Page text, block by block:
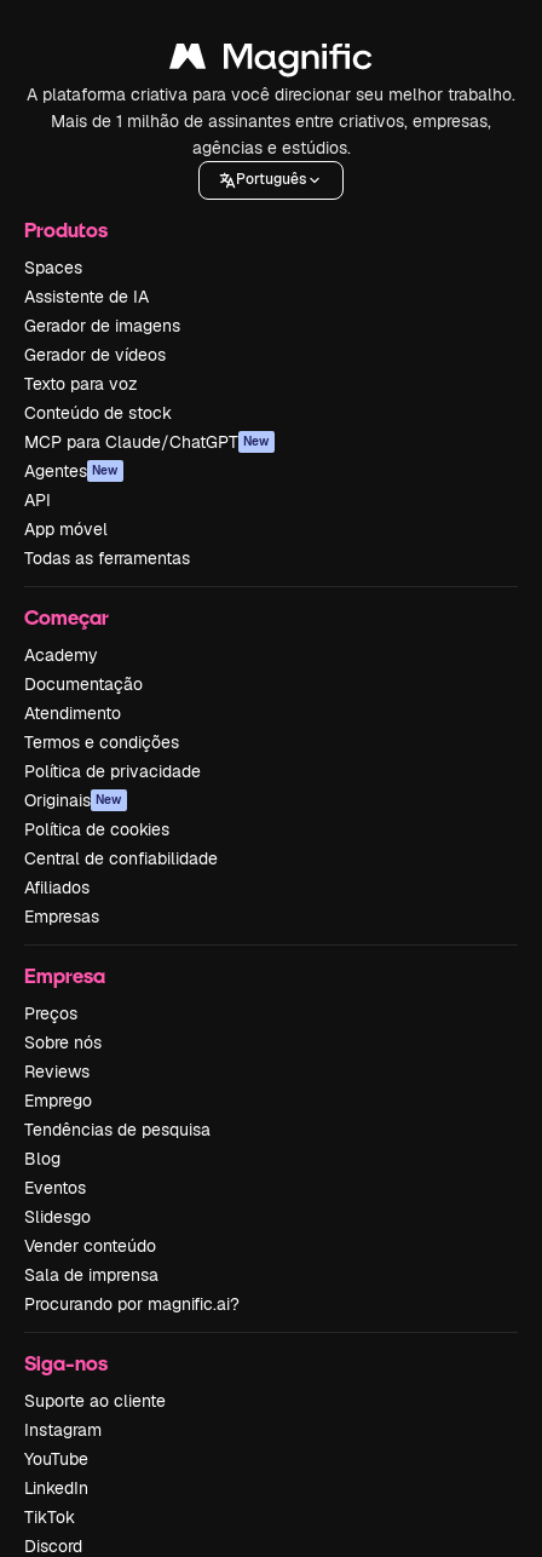
A plataforma criativa para você direcionar seu melhor trabalho.
Mais de 1 milhão de assinantes entre criativos, empresas,
agências e estúdios.
Português
Produtos
Spaces
Assistente de IA
Gerador de imagens
Gerador de vídeos
Texto para voz
Conteúdo de stock
MCP para Claude/ChatGPT New
Agentes New
API
App móvel
Todas as ferramentas
Começar
Academy
Documentação
Atendimento
Termos e condições
Política de privacidade
Originais New
Política de cookies
Central de confiabilidade
Afiliados
Empresas
Empresa
Preços
Sobre nós
Reviews
Emprego
Tendências de pesquisa
Blog
Eventos
Slidesgo
Vender conteúdo
Sala de imprensa
Procurando por magnific.ai?
Siga-nos
Suporte ao cliente
Instagram
YouTube
LinkedIn
TikTok
Discord